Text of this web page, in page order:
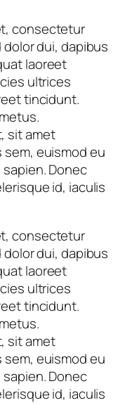
consectetur
dui, dapibus
laoreet
ultrices
tincidunt.
sit amet
euismod eu
Donec
id, iaculis
consectetur
dui, dapibus
laoreet
ultrices
tincidunt.
sit amet
euismod eu
Donec
id, iaculis